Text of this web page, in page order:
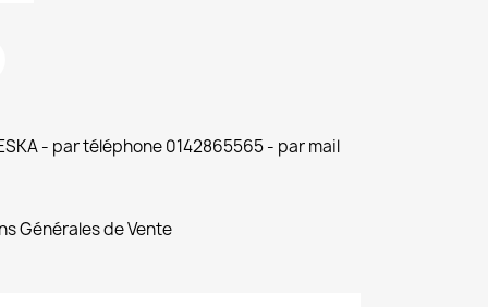
- par téléphone 0142865565 - par mail
Générales de Vente